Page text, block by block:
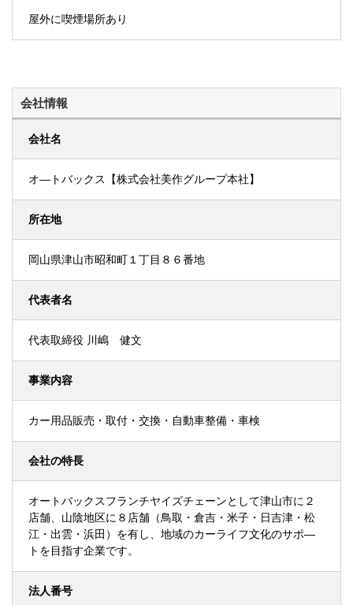
屋外に喫煙場所あり
会社情報
会社名
オ―トバックス【株式会社美作グループ本社】
所在地
岡山県津山市昭和町１丁目８６番地
代表者名
代表取締役 川嶋 健文
事業内容
カー用品販売・取付・交換・自動車整備・車検
会社の特長
オートバックスフランチヤイズチェーンとして津山市に２
店舗、山陰地区に８店舗（鳥取・倉吉・米子・日吉津・松
江・出雲・浜田）を有し、地域のカーライフ文化のサポ―
トを目指す企業です。
法人番号